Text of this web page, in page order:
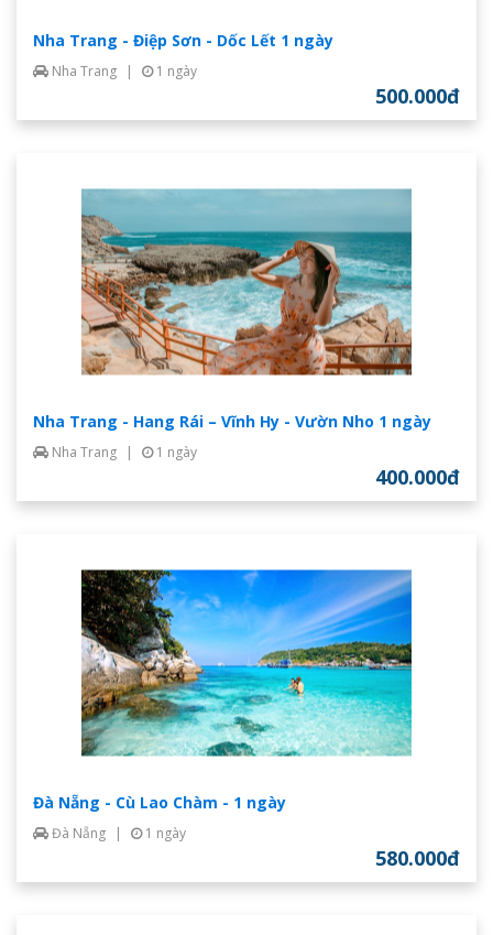
Nha Trang - Điệp Sơn - Dốc Lết 1 ngày
Nha Trang | 1 ngày
500.000đ
Nha Trang - Hang Rái – Vĩnh Hy - Vườn Nho 1 ngày
Nha Trang | 1 ngày
400.000đ
Đà Nẵng - Cù Lao Chàm - 1 ngày
Đà Nẵng | 1 ngày
580.000đ